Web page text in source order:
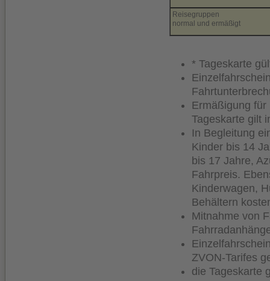
Reisegruppen
normal und ermäßigt
* Tageskarte
Ermäßigung für
Tageskarte gilt
In Begleitung
Kinder bis 14
bis 17 Jahre,
Fahrpreis.
Kinderwagen,
Behältern
Mitnahme von
ZVON-Tarifes
die Tageskarte